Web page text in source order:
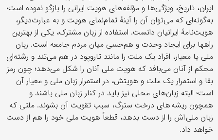
ایران، تاریخ، ویژگی‌ها و مؤلفه‌های هویت ایرانی را بازگو نموده است؛
به‌گونه‌ای که می‌توان آن را آینۀ تمام‌نمای هویت و به ‌عبارت‌دیگر،
هویت‌نامۀ ایرانیان دانست. استفاده از زبان مشترک، یکی از بهترین
راهها برای ایجاد وحدت و هم‌حسی میان مردم جامعه است. زبان
ملی یا معیار، افراد یک ملت را مانند تاروپود در هم می‌تند و رشته‌ای
محکم از آنان می‌بافد که هویت ملی آنان را شکل می‌دهد؛ چون رمز
بقا و استمرار یک ملت و هویتش، در استمرار زبان ملی و معیار آن
است؛ البته زبان‌های محلی نیز باید در کنار زبان ملی باشند و
همچون ریشه های درخت سترگ، سبب تقویت آن بشوند. ملتی که
زبان ملی اش را از دست بدهد، قطعاً هویت ملی خود را هم از دست
خواهد داد.